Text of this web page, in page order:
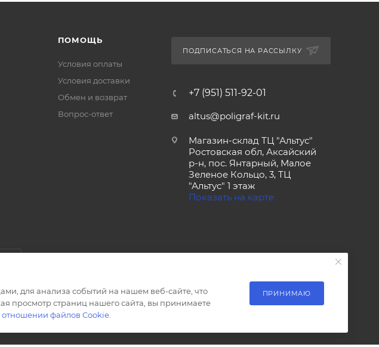
ПОМОЩЬ
Условия оплаты
Условия доставки
Обмен и возврат
Вопрос-ответ
ПОДПИСАТЬСЯ НА РАССЫЛКУ
+7 (951) 511-92-01
altus@poligraf-kit.ru
Магазин-склад ТЦ "Альтус"
Ростовская обл, Аксайский
р-н, пос. Янтарный, Малое
Зеленое Кольцо, 3, ТЦ
"Альтус" 1 этаж
Показать на карте
для анализа событий на нашем веб-сайте, что
просмотр страниц нашего сайта, вы принимаете
отношении файлов Cookie
ПРИНИМАЮ